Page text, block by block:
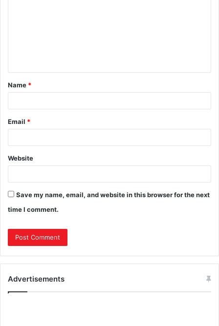
Name *
Email *
Website
Save my name, email, and website in this browser for the next
time I comment.
Advertisements